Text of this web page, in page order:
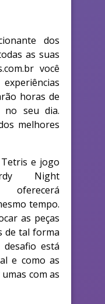
dos
as suas
você
horas de
no seu dia.
melhores
Tetris e jogo
Night
tempo.
as peças
de tal forma
está
e como as
com as